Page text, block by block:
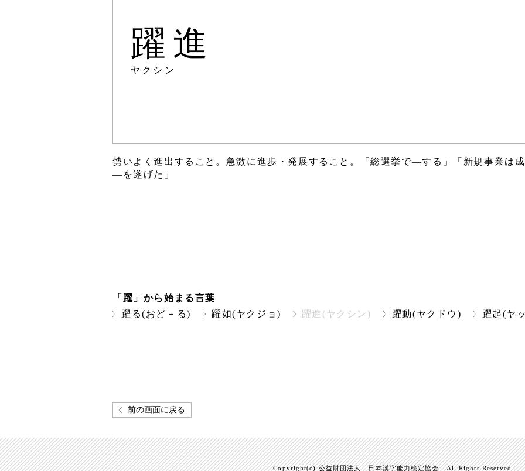
躍進
ヤクシン
勢いよく進出すること。急激に進歩・発展すること。「総選挙で―する」「新規事業は
―を遂げた」
「躍」から始まる言葉
躍る(おど－る)
躍如(ヤクジョ) 躍進(ヤクシン) 躍動(ヤクドウ) 躍起(ヤ
前の画面に戻る
Copyright(c) 公益財団法人 日本漢字能力検定協会 All Rights Reserved.